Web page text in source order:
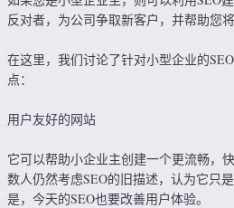
反对者，为公司争取新客户，并帮助您
在这里，我们讨论了针对小型企业的
点：
用户友好的网站
它可以帮助小企业主创建一个更流畅，
数人仍然考虑SEO的旧描述，认为它只
是，今天的SEO也要改善用户体验。